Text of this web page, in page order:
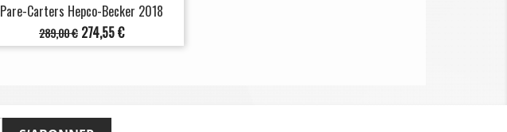
Pare-Carters Hepco-Becker 2018
Prix
de
289,00 € Prix
274,55 €